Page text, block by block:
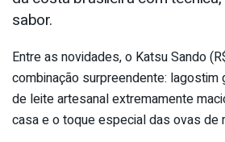
sabor.
Entre as novidades, o Katsu Sando
combinação surpreendente: lagostim
de leite artesanal extremamente
casa e o toque especial das ovas de